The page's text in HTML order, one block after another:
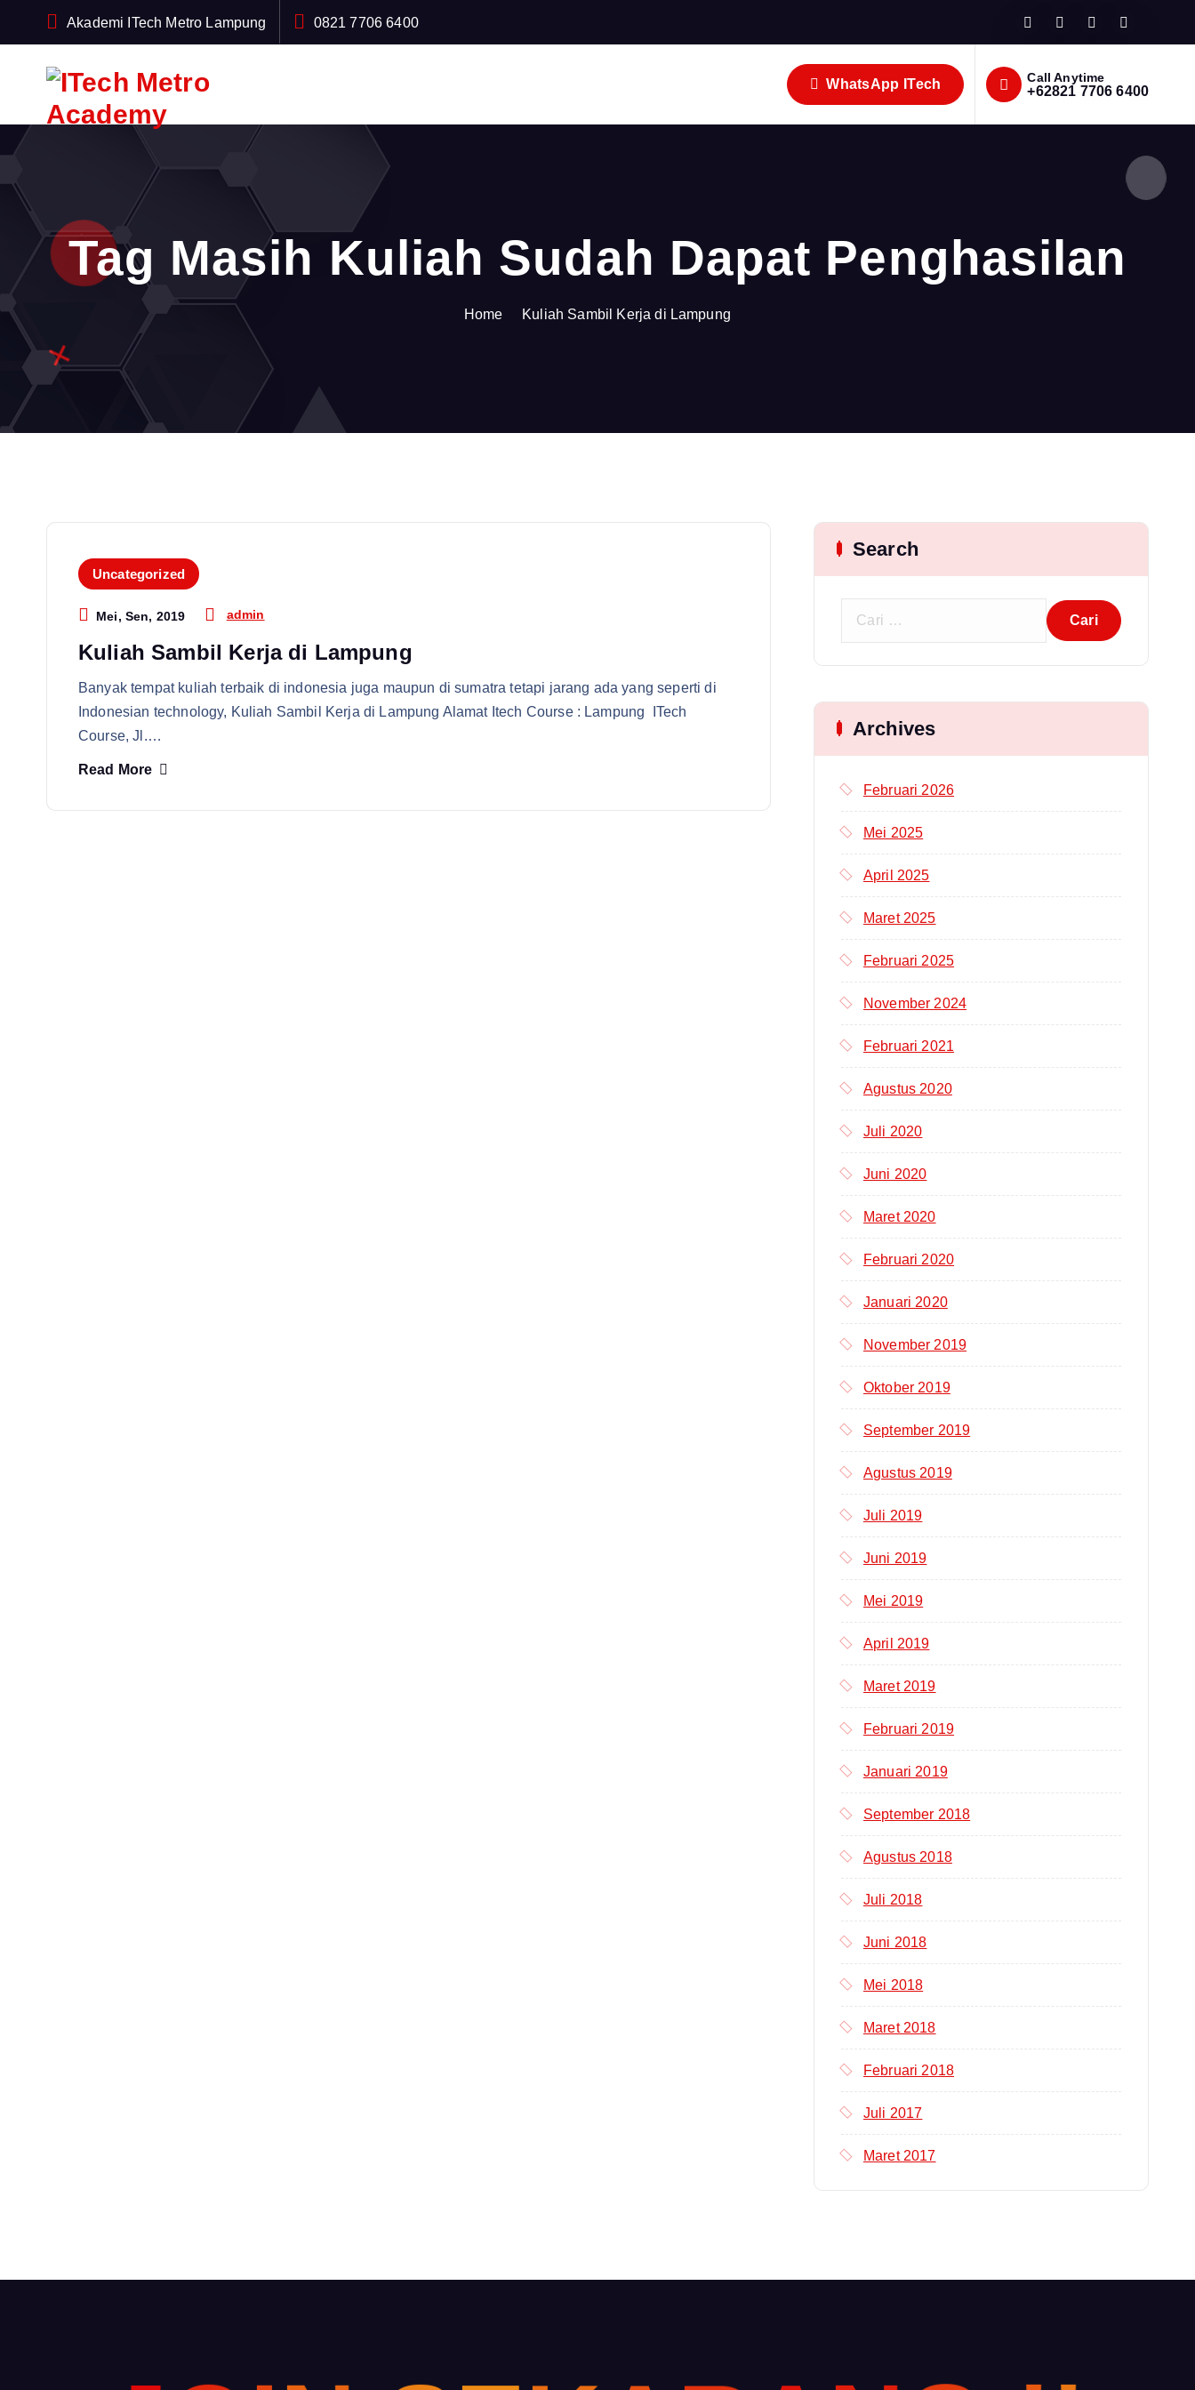
c
Akademi ITech Metro Lampung 0821 7706 6400
WhatsApp ITech Call Anytime
+62821 7706 6400
Tag Masih Kuliah Sudah Dapat Penghasilan
Home Kuliah Sambil Kerja di Lampung
Uncategorized
Mei, Sen, 2019 admin
Kuliah Sambil Kerja di Lampung
Banyak tempat kuliah terbaik di indonesia juga maupun di sumatra tetapi jarang ada yang seperti di
Indonesian technology, Kuliah Sambil Kerja di Lampung Alamat Itech Course : Lampung ITech
Course, Jl.…
Read More
Search
u
n
t
:
Archives
Februari 2026
Mei 2025
April 2025
Maret 2025
Februari 2025
November 2024
Februari 2021
Agustus 2020
Juli 2020
Juni 2020
Maret 2020
Februari 2020
Januari 2020
November 2019
Oktober 2019
September 2019
Agustus 2019
Juli 2019
Juni 2019
Mei 2019
April 2019
Maret 2019
Februari 2019
Januari 2019
September 2018
Agustus 2018
Juli 2018
Juni 2018
Mei 2018
Maret 2018
Februari 2018
Juli 2017
Maret 2017